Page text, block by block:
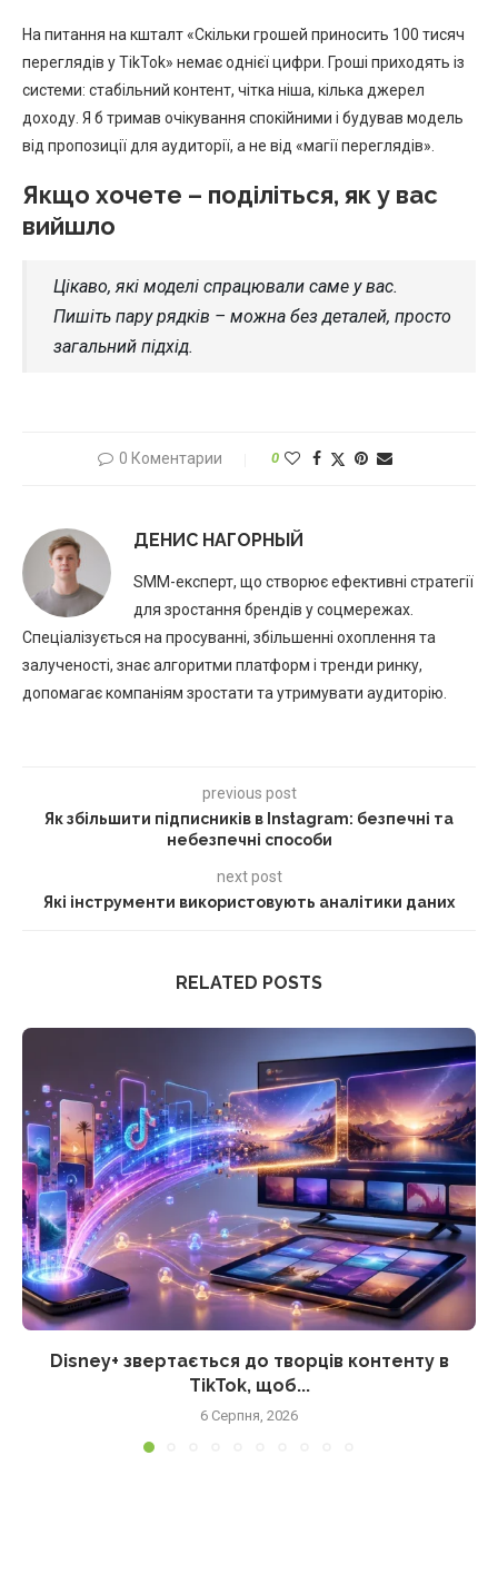
На питання на кшталт «Скільки грошей приносить 100 тисяч
переглядів у TikTok» немає однієї цифри. Гроші приходять із
системи: стабільний контент, чітка ніша, кілька джерел
доходу. Я б тримав очікування спокійними і будував модель
від пропозиції для аудиторії, а не від «магії переглядів».
Якщо хочете – поділіться, як у вас
вийшло
Цікаво, які моделі спрацювали саме у вас.
Пишіть пару рядків – можна без деталей, просто
загальний підхід.
0 Коментарии 0
ДЕНИС НАГОРНЫЙ
SMM-експерт, що створює ефективні стратегії
для зростання брендів у соцмережах.
Спеціалізується на просуванні, збільшенні охоплення та
залученості, знає алгоритми платформ і тренди ринку,
допомагає компаніям зростати та утримувати аудиторію.
previous post
Як збільшити підписників в Instagram: безпечні та
небезпечні способи
next post
Які інструменти використовують аналітики даних
RELATED POSTS
Disney+ звертається до творців контенту в
TikTok, щоб...
6 Серпня, 2026